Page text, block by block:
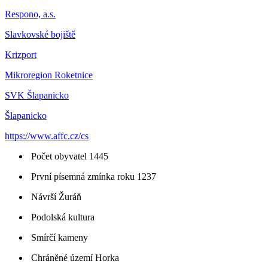
Respono, a.s.
Slavkovské bojiště
Krizport
Mikroregion Roketnice
SVK Šlapanicko
Šlapanicko
https://www.affc.cz/cs
Počet obyvatel 1445
První písemná zmínka roku 1237
Návrší Žuráň
Podolská kultura
Smírčí kameny
Chráněné území Horka